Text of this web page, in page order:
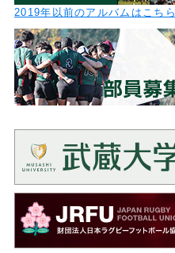
2019年以前のアルバムはこちら